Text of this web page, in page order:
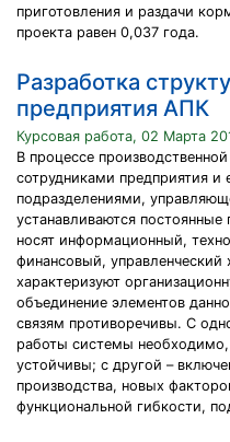
приготовления и раздачи
проекта равен 0,037 года.
Разработка
предприятия АПК
Курсовая работа, 02 Марта
В процессе
сотрудниками предприятия и
подразделениями,
устанавливаются
носят информационный,
финансовый,
характеризуют
объединение элементов
связям противоречивы. С
работы системы
устойчивы; с другой –
производства, новых
функциональной гибкости,